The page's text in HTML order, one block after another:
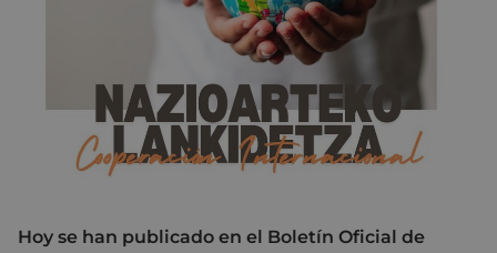
Hoy se han publicado en el Boletín Oficial de